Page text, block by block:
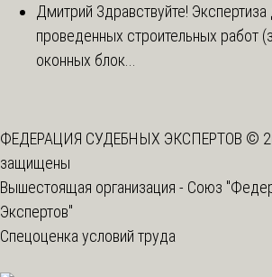
Дмитрий Здравствуйте! Экспертиза
проведенных строительных работ
оконных блок...
ФЕДЕРАЦИЯ СУДЕБНЫХ ЭКСПЕРТОВ ©
защищены
Вышестоящая организация - Союз
Экспертов"
Спецоценка условий труда